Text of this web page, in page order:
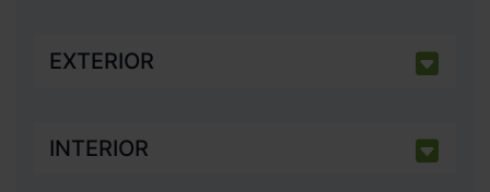
EXTERIOR
INTERIOR